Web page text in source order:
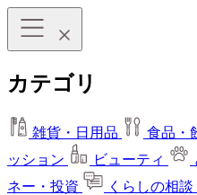
カテゴリ
雑貨・日用品 食品・
ッション
ビューティ
ネー・投資
くらしの相談